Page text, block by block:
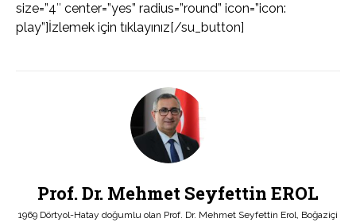
size=”4″ center=”yes” radius=”round” icon=”icon:
play”]İzlemek için tıklayınız[/su_button]
Prof. Dr. Mehmet Seyfettin EROL
1969 Dörtyol-Hatay doğumlu olan Prof. Dr. Mehmet Seyfettin Erol, Boğaziçi